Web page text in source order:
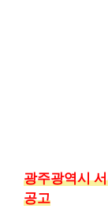
광주광역시
공고